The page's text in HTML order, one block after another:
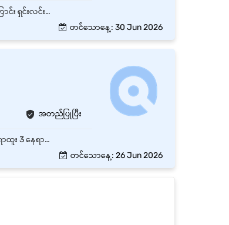
Sales Team ၏ နေ့စဉ်လုပ်ငန်းများကို ပံ့ပိုးကူညီခြင်း Customer များအား ထုတ်ကုန်နှင့် ဝန်ဆောင်မှုများအကြောင်း ရှင်းလင်းတင်ပြပေးခြင်း Customer Orders များကို လက်ခံခြင်း၊ စာရင်းသွင်းခြင်းနှင့် Follow-up ပြုလုပ်ခြင်း Sales Records, Customer Information နှင့် Reports များကို Update ပြုလုပ်ခြင်း Inventory နှင့် Stock အခြေအနေများကို စစ်ဆေးထိန်းသိမ်းခြင်း Sales Documents, Quotations နှင့် Invoices များကို ပြင်ဆင်ကူညီပေးခြင်း Customer Complaints နှင့် Inquiries များကို သက်ဆိုင်ရာဌာနသို့ တင်ပြပေးခြင်း Sales Target များ ပြည့်မီစေရန် Sales Team နှင့် ပူးပေါင်းဆောင်ရွက်ခြင်း Supervisor မှ တာဝန်ပေးအပ်သော အခြားလုပ်ငန်းတာဝန်များကို ဆောင်ရွက်ခြင်း
တင်သောနေ့: 30 Jun 2026
အတည်ပြုပြီး
ဒဂုံမြို့သစ်မြောက်ပိုင်း၊ ရန်ကုန်တိုင်းတွင်ရှိသော အချိန်ပြည့် အရောင်းဝန်ထမ်း (သို့မဟုတ် ဆိုင်အရောင်းစာရေး) ရာထူး 3 နေရာစာအတွက် အထူးအခွင့်အရေး၊ လုပ်သက် - အတွေ့အကြုံရှိ နှင့် လစဉ် လစာကောင်းကောင်းပေးမည်။
တင်သောနေ့: 26 Jun 2026